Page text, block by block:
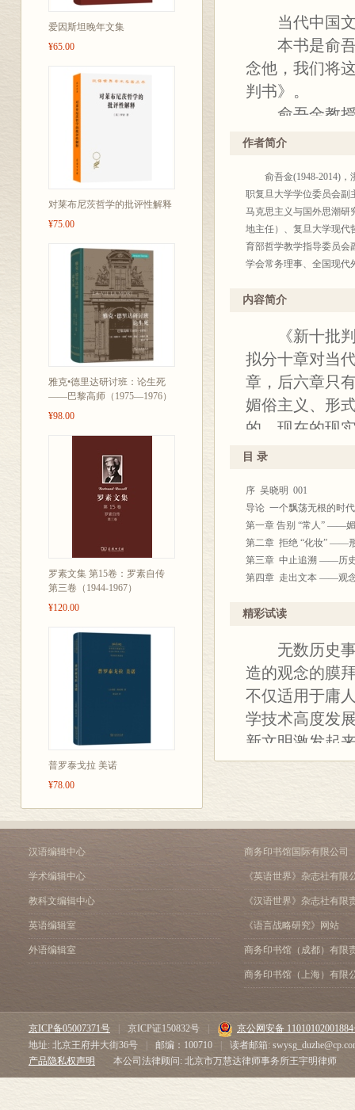
爱因斯坦晚年文集
¥65.00
对莱布尼茨哲学的批评性解释
¥75.00
雅克•德里达研讨班：论生死
——巴黎高师（1975—1976）
¥98.00
罗素文集 第15卷：罗素自传
第三卷（1944-1967）
¥120.00
普罗泰戈拉 美诺
¥78.00
当代中国文
本书是俞
念他，我们将
判书》。
俞吾金教授
是：感觉主义
我们这个时代
哲学家的命运
蹈，就要告诉
作者简介
俞吾金(1948-2014)，
职复旦大学学位委员会副
马克思主义与国外思潮研
地主任）、复旦大学现代
育部哲学教学指导委员会
学会常务理事、全国现代
内容简介
《新十批判
拟分十章对当
章，后六章只
媚俗主义、形
的、现在的现
芒刺在背，时
判。此外，书
现代化道路的
章，一定程度
主义的观点。
目 录
序 吴晓明 001
导论 一个飘荡无根的时
第一章 告别 “常人” ——
第二章 拒绝 “化妆” ——
第三章 中止追溯 ——历
第四章 走出文本 ——观
附录
超越实用理性, 拓展人文
当代虚无主义省思 177
反思环境伦理学的一般理
精彩试读
无数历史事
造的观念的膜
不仅适用于庸
学技术高度发
新文明激发起
式表现出来。
处。仅仅这一
史上最伟大的
使命的人。几
交”“20 世纪回
样的描述方式
肃的口吻和大
的意义，不断
时随口说出的
众所周知，把
个千禧年”，不
汉语编辑中心
学术编辑中心
教科文编辑中心
英语编辑室
外语编辑室
商务印书馆国际有限公司
《英语世界》杂志社有限
《汉语世界》杂志社有限
《语言战略研究》网站
商务印书馆（成都）有限
商务印书馆（上海）有限
京ICP备05007371号 京ICP证150832号
京公网安备
地址: 北京王府井大街36号
邮编：100710
读者邮箱:
产品隐私权声明
本公司法律顾问: 北京市万慧达律师事务所王宇明律师